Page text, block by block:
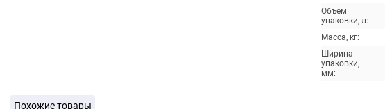
Объем
упаковки, л:
Масса, кг:
Ширина
упаковки,
мм:
Похожие товары